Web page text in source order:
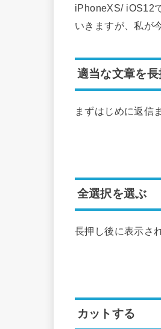
iPhoneXS/ iOS12
いきますが、私が
適当な文章を
まずはじめに返信
全選択を選ぶ
長押し後に表示さ
カットする